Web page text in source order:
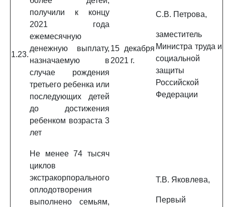
1.23.
получили к концу
2021 года
ежемесячную
денежную выплату,
назначаемую в
случае рождения
третьего ребенка или
последующих детей
до достижения
ребенком возраста 3
лет
15 декабря
2021 г.
С.В. Петрова,
заместитель
Министра труда и
социальной
защиты
Российской
Федерации
Не менее 74 тысяч
циклов
экстракорпорального
оплодотворения
выполнено семьям,
Т.В. Яковлева,
Первый